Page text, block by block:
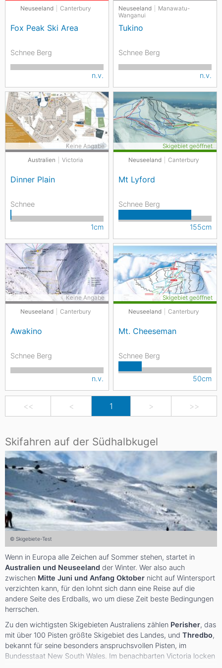
Neuseeland Canterbury
Fox Peak Ski Area
Schnee Berg
n.v.
Neuseeland
Manawatu-
Wanganui
Tukino
Schnee Berg
n.v.
Australien Victoria
Dinner Plain
Keine Angabe
Schnee
1cm
Neuseeland Canterbury
Mt Lyford
Skigebiet geöffnet
Schnee Berg
155cm
Neuseeland Canterbury
Awakino
Keine Angabe
Schnee Berg
n.v.
Neuseeland Canterbury
Mt. Cheeseman
Skigebiet geöffnet
Schnee Berg
50cm
<< < 1 > >>
Skifahren auf der Südhalbkugel
© Skigebiete-Test
Wenn in Europa alle Zeichen auf Sommer stehen, startet in
Australien und Neuseeland der Winter. Wer also auch
zwischen Mitte Juni und Anfang Oktober nicht auf Wintersport
verzichten kann, für den lohnt sich dann eine Reise auf die
andere Seite des Erdballs, wo um diese Zeit beste Bedingungen
herrschen.
Zu den wichtigsten Skigebieten Australiens zählen Perisher, das
mit über 100 Pisten größte Skigebiet des Landes, und Thredbo,
bekannt für seine besonders anspruchsvollen Pisten, im
Bundesstaat New South Wales. Im benachbarten Victoria locken